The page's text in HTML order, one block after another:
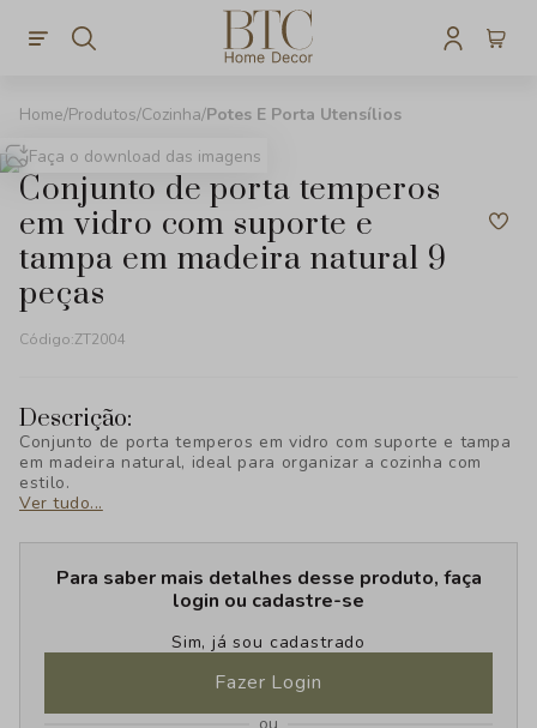
Produtos Cozinha Potes E Porta Utensílios
Faça o download das imagens
conjunto de porta temperos
em vidro com suporte e
tampa em madeira natural 9
peças
Código:ZT2004
Descrição:
Conjunto de porta temperos em vidro com suporte e tampa
em madeira natural, ideal para organizar a cozinha com
estilo.
Ver tudo...
Para saber mais detalhes desse produto, faça
login ou cadastre-se
Sim, já sou cadastrado
Fazer Login